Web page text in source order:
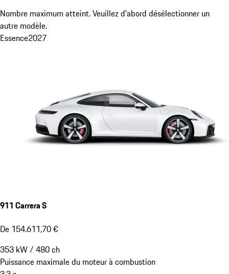
Nombre maximum atteint. Veuillez d'abord désélectionner un
autre modèle.
Essence2027
911 Carrera S
De 154.611,70 €
353 kW/ 480ch
Puissance maximale du moteur à combustion